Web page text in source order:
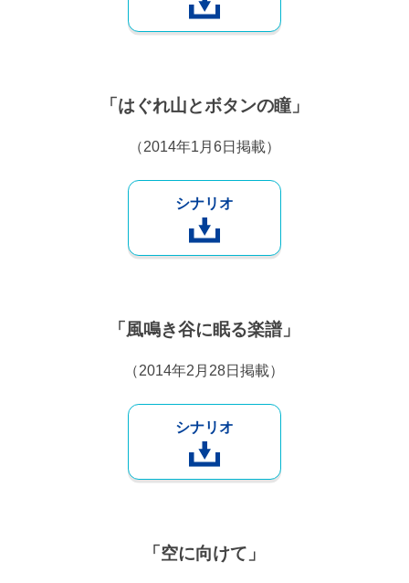
「はぐれ山とボタンの瞳」
（2014年1月6日掲載）
シナリオ
「風鳴き谷に眠る楽譜」
（2014年2月28日掲載）
シナリオ
「空に向けて」